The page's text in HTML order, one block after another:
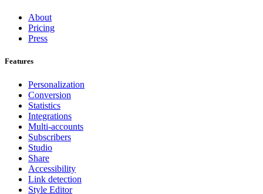
About
Pricing
Press
Features
Personalization
Conversion
Statistics
Integrations
Multi-accounts
Subscribers
Studio
Share
Accessibility
Link detection
Style Editor